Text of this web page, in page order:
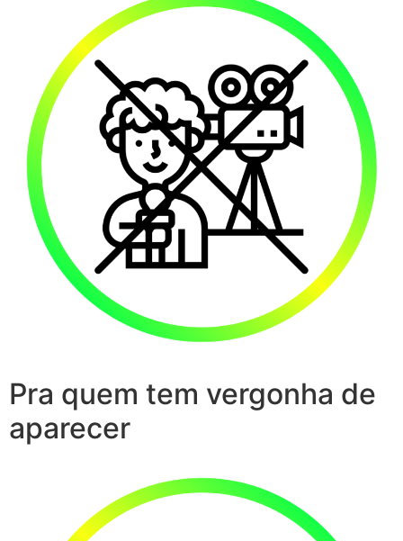
Pra quem tem vergonha de
aparecer